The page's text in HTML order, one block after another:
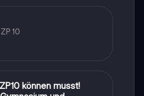
10
können musst!